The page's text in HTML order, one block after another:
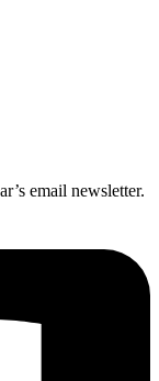
email newsletter.